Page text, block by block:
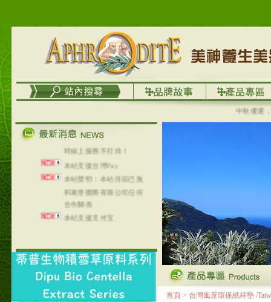
中秋優選，大
在外租屋者、居住處無管
理員、不方便在工作地點
取件者，歡迎多多使用
【郵局i郵箱】的服務喔～
【i郵箱】設立的地點，請
進入內頁連結～
Line@aphrodite2020 24小
時線上服務不打烊！
本站支援台灣Pay
本站聲明：本站目前已無
和葛堡國際有限公司任何
合作關係
本站支援支付宝
2017年1月1日起，中国大
首頁 > 台灣風景環保紙杯墊 /